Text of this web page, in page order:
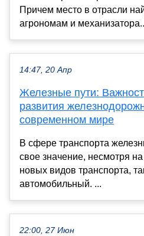
Причем место в отрасли
агрономам и
14:47, 20 Апр
Железные пути:
развития
современном мире
В сфере транспорта
свое значение, несмотря
новых видов транспорта,
автомобильный. ...
22:00, 27 Июн